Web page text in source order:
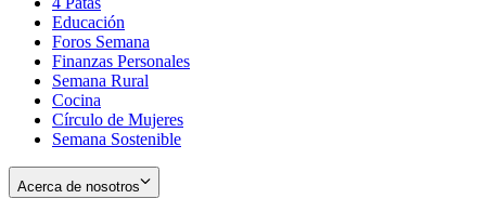
window
new
window
Educación
Foros Semana
Finanzas Personales
Semana Rural
Cocina
Círculo de Mujeres
Semana Sostenible
Acerca de nosotros